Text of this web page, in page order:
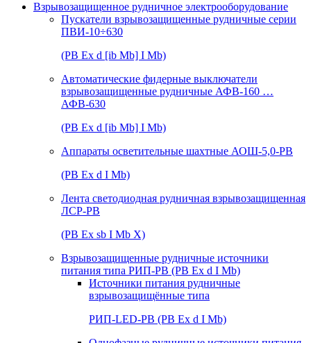
Взрывозащищенное рудничное электрооборудование
Пускатели взрывозащищенные рудничные серии
ПВИ-10÷630
(РВ Ex d [ib Mb] I Mb)
Автоматические фидерные выключатели
взрывозащищенные рудничные АФВ-160 …
АФВ-630
(РВ Ex d [ib Mb] I Mb)
Аппараты осветительные шахтные АОШ-5,0-РВ
(РВ Ex d I Mb)
Лента светодиодная рудничная взрывозащищенная
ЛСР-РВ
(РВ Ex sb I Mb Х)
Взрывозащищенные рудничные источники
питания типа РИП-РВ (РВ Ex d I Mb)
Источники питания рудничные
взрывозащищённые типа
РИП-LED-РВ (РВ Ex d I Mb)